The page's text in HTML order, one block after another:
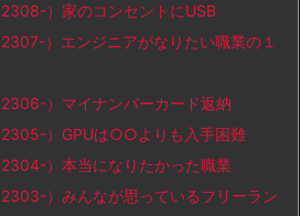
）家のコンセントにUSB
）エンジニアがなりたい職業の１
）マイナンバーカード返納
）GPUは○○よりも入手困難
）本当になりたかった職業
）みんなが思っているフリーラン